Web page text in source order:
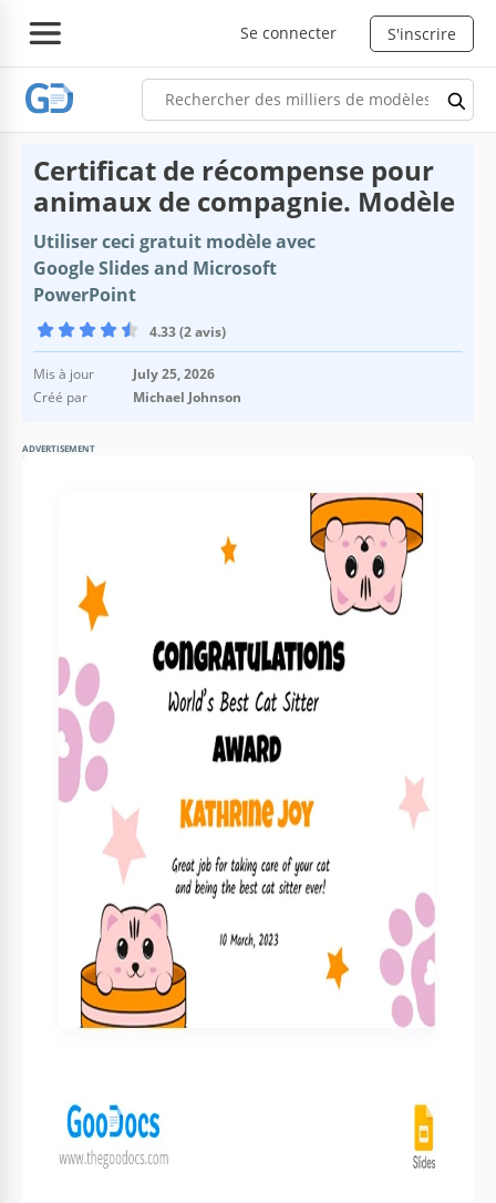
Se connecter S'inscrire
Certificat de récompense pour
animaux de compagnie. Modèle
Utiliser ceci gratuit modèle avec
Google Slides and Microsoft
PowerPoint
4.33 (2 avis)
Mis à jour
July 25, 2026
Créé par
Michael Johnson
ADVERTISEMENT